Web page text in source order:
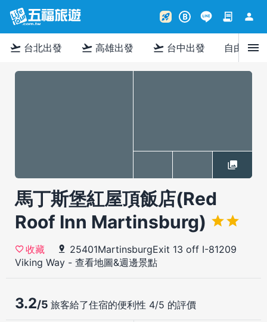
rocket_launch B contract person
flight_takeoff 台北出發 flight_takeoff 高雄出發 flight_takeoff 台中出發 自由行menu
馬丁斯堡紅屋頂飯店(Red
Roof Inn Martinsburg)
收藏
25401MartinsburgExit 13 off I-81209
Viking Way - 查看地圖&週邊景點
3.2/5 旅客給了住宿的便利性 4/5 的評價